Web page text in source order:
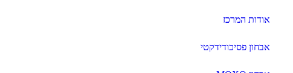
אודות המרכז
אבחון פסיכודידקטי